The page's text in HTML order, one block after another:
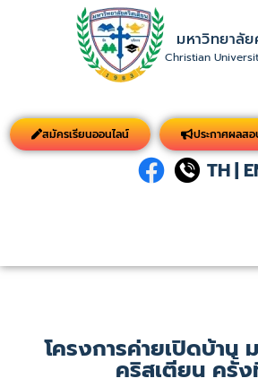
มหาวิทยาลั
Christian
สมัครเรียนออนไลน์ ประกาศผลส
TH|
โครงการค่ายเปิดบ้าน
คริสเตียน ครั้